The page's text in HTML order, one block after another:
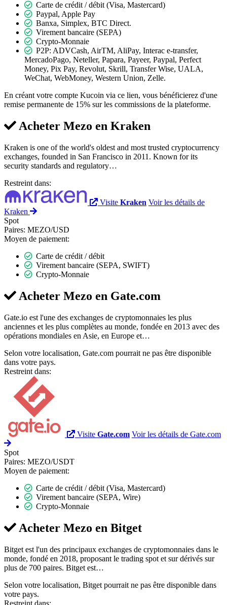
Carte de crédit / débit (Visa, Mastercard)
Paypal, Apple Pay
Banxa, Simplex, BTC Direct.
Virement bancaire (SEPA)
Crypto-Monnaie
P2P: ADVCash, AirTM, AliPay, Interac e-transfer,
MercadoPago, Neteller, Papara, Payeer, Paypal, Perfect
Money, Pix Pay, Revolut, Skrill, Transfer Wise, UALA,
WeChat, WebMoney, Western Union, Zelle.
En créant votre compte Kucoin via ce lien, vous bénéficierez d'une
remise permanente de 15% sur les commissions de la plateforme.
Acheter Mezo en Kraken
Kraken is one of the world's oldest and most trusted cryptocurrency
exchanges, founded in San Francisco in 2011. Known for its
security standards and regulatory…
Restreint dans:
Visite Kraken Voir les détails de
Kraken
Spot
Paires: MEZO/USD
Moyen de paiement:
Carte de crédit / débit
Virement bancaire (SEPA, SWIFT)
Crypto-Monnaie
Acheter Mezo en Gate.com
Gate.io est l'une des exchanges de cryptomonnaies les plus
anciennes et les plus complètes au monde, fondée en 2013 avec des
opérations mondiales en Asie, en Europe et…
Selon votre localisation, Gate.com pourrait ne pas être disponible
dans votre pays.
Restreint dans:
Visite Gate.com Voir les détails de Gate.com
Spot
Paires: MEZO/USDT
Moyen de paiement:
Carte de crédit / débit (Visa, Mastercard)
Virement bancaire (SEPA, Wire)
Crypto-Monnaie
Acheter Mezo en Bitget
Bitget est l'un des principaux exchanges de cryptomonnaies dans le
monde, fondé en 2018, proposant le trading spot et sur dérivés sur
plus de 700 paires. Bitget est…
Selon votre localisation, Bitget pourrait ne pas être disponible dans
votre pays.
Restreint dans: